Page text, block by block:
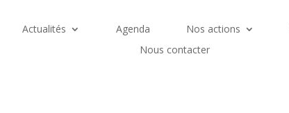
Actualités Agenda Nos actions
Nous contacter